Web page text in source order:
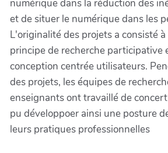
numérique dans la réduction des
et de situer le numérique dans les
L'originalité des projets a consisté
principe de recherche participative
conception centrée utilisateurs.
des projets, les équipes de
enseignants ont travaillé de
pu développoer ainsi une posture
leurs pratiques professionnelles